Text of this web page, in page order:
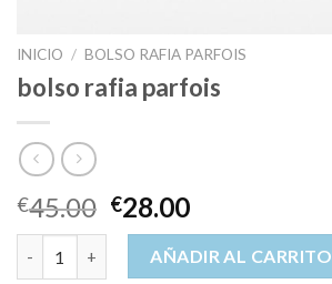
INICIO / BOLSO RAFIA PARFOIS
bolso rafia parfois
€45.00 €28.00
bolso rafia parfois cantidadAÑADIR AL CARRITO